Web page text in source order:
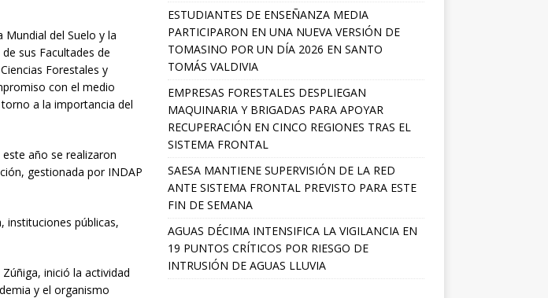
Mundial del Suelo y la
sus Facultades de
Forestales y
con el medio
a la importancia del
este año se realizaron
gestionada por INDAP
instituciones públicas,
inició la actividad
y el organismo
ESTUDIANTES DE ENSEÑANZA MEDIA
PARTICIPARON EN UNA NUEVA VERSIÓN DE
TOMASINO POR UN DÍA 2026 EN SANTO
TOMÁS VALDIVIA
EMPRESAS FORESTALES DESPLIEGAN
MAQUINARIA Y BRIGADAS PARA APOYAR
RECUPERACIÓN EN CINCO REGIONES TRAS EL
SISTEMA FRONTAL
SAESA MANTIENE SUPERVISIÓN DE LA RED
ANTE SISTEMA FRONTAL PREVISTO PARA ESTE
FIN DE SEMANA
AGUAS DÉCIMA INTENSIFICA LA VIGILANCIA EN
19 PUNTOS CRÍTICOS POR RIESGO DE
INTRUSIÓN DE AGUAS LLUVIA